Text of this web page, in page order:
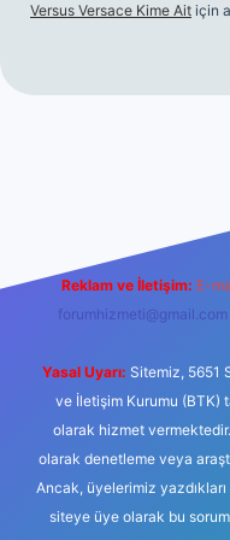
Versus Versace Kime Ait için
Reklam ve İletişim: E-
forumhizmeti@gmail.com
Yasal Uyarı: Sitemiz, 5651
ve İletişim Kurumu (BTK)
olarak hizmet
olarak denetleme veya
Ancak, üyelerimiz
siteye üye olarak bu